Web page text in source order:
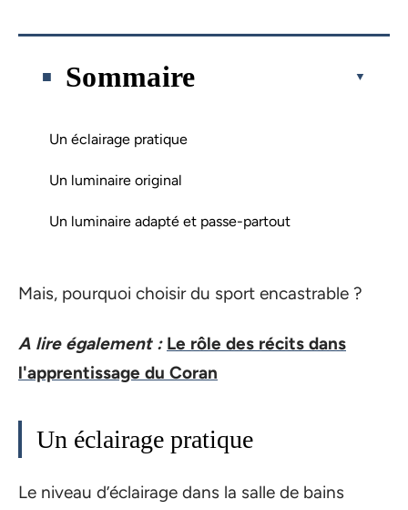
Sommaire
Un éclairage pratique
Un luminaire original
Un luminaire adapté et passe-partout
Mais, pourquoi choisir du sport encastrable ?
A lire également : Le rôle des récits dans
l'apprentissage du Coran
Un éclairage pratique
Le niveau d’éclairage dans la salle de bains